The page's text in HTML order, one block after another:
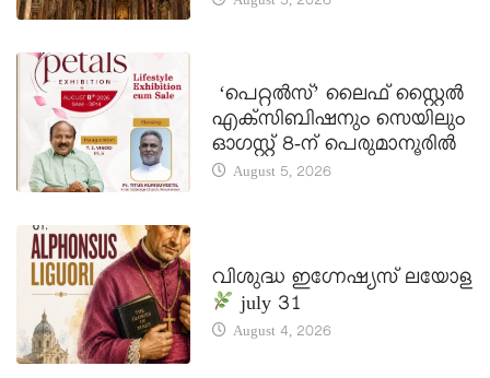
‘പെറ്റൽസ്’ ലൈഫ് സ്റ്റൈൽ
എക്സിബിഷനും സെയിലും
ഓഗസ്റ്റ് 8-ന് പെരുമാനൂരിൽ
August 5, 2026
വിശുദ്ധ ഇഗ്നേഷ്യസ് ലയോള
july 31
August 4, 2026